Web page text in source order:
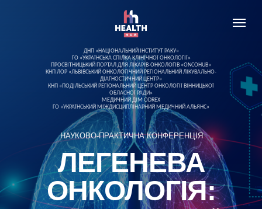
ДНП «НАЦІОНАЛЬНИЙ ІНСТИТУТ РАКУ»
ГО «УКРАЇНСЬКА СПІЛКА КЛІНІЧНОЇ ОНКОЛОГІЇ»
ПРОСВІТНИЦЬКИЙ ПОРТАЛ ДЛЯ ЛІКАРІВ-ОНКОЛОГІВ «ONCOHUB»
КНП ЛОР «ЛЬВІВСЬКИЙ ОНКОЛОГІЧНИЙ РЕГІОНАЛЬНИЙ ЛІКУВАЛЬНО-
ДІАГНОСТИЧНИЙ ЦЕНТР»
КНП «ПОДІЛЬСЬКИЙ РЕГІОНАЛЬНИЙ ЦЕНТР ОНКОЛОГІЇ ВІННИЦЬКОЇ
ОБЛАСНОЇ РАДИ»
МЕДИЧНИЙ ДІМ ODREX
ГО «УКРАЇНСЬКИЙ МІЖДИСЦИПЛІНАРНИЙ МЕДИЧНИЙ АЛЬЯНС»
ЛЕГЕНЕВА
ОНКОЛОГІЯ:
НАУКОВО-ПРАКТИЧНА КОНФЕРЕНЦІЯ